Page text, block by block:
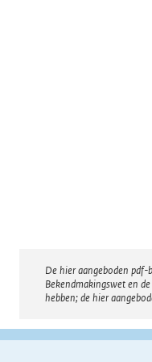
De hier aangeboden pdf-
Bekendmakingswet en
hebben; de hier